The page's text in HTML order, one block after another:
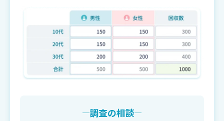
テキストボックス
（1行入力）
回答欄5個ごとに1問換算調査の相談